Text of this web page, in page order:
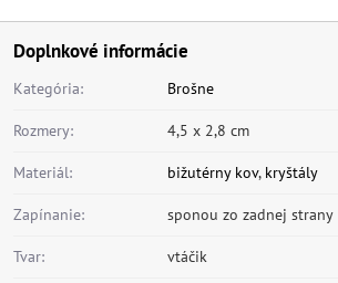
Doplnkové informácie
Kategória: Brošne
Rozmery: 4,5 x 2,8 cm
Materiál: bižutérny kov, kryštály
Zapínanie: sponou zo zadnej strany
Tvar: vtáčik